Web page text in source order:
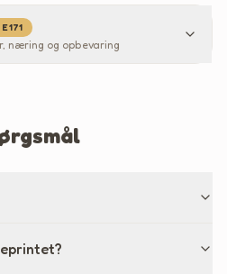
næring og opbevaring